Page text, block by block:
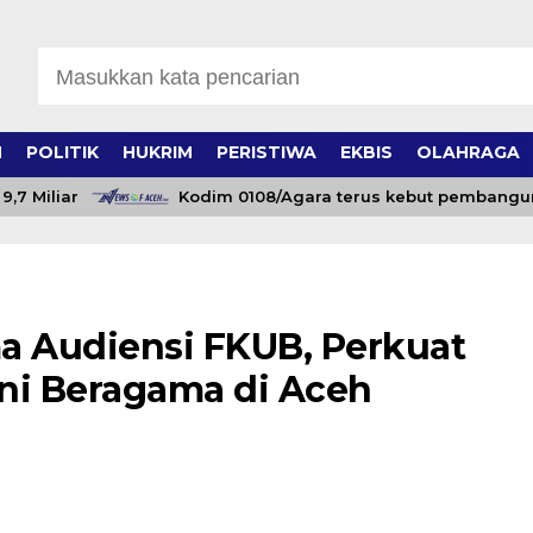
POLITIK HUKRIM PERISTIWA EKBIS OLAHRAGA
Kodim 0108/Agara terus kebut
Audiensi FKUB, Perkuat
Beragama di Aceh